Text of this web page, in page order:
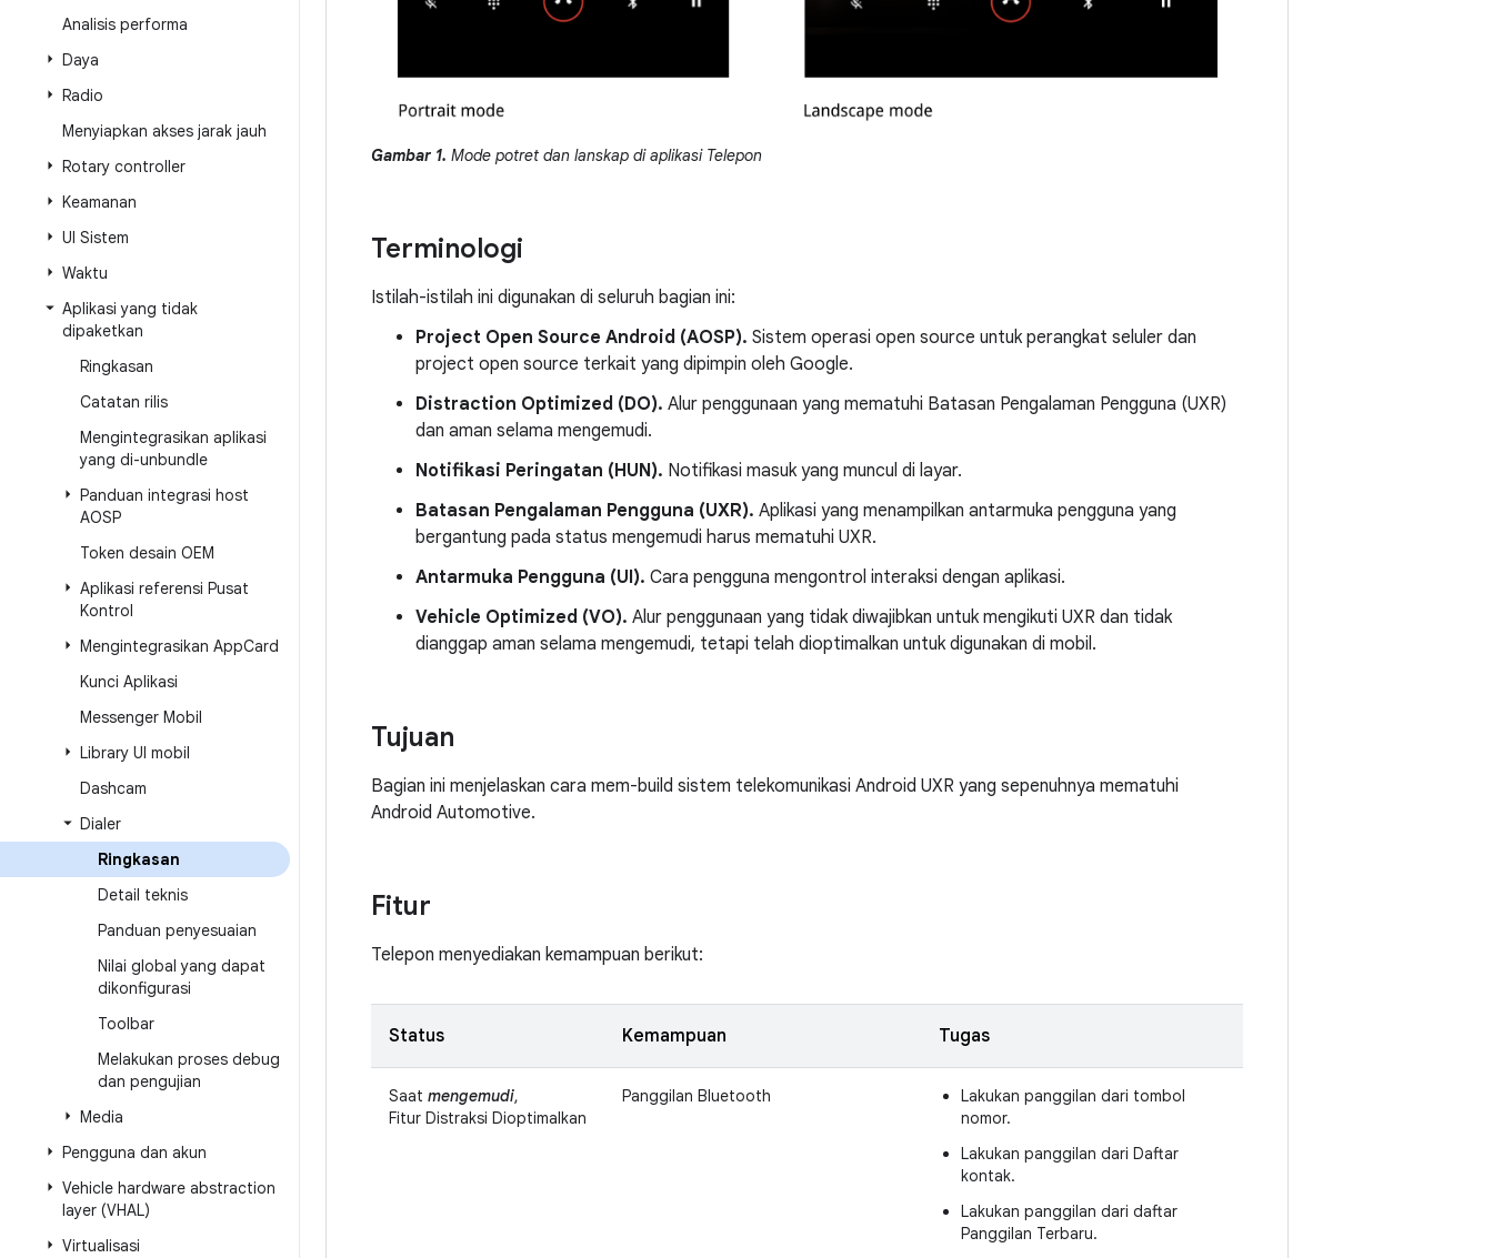
Analisis performa
Daya
Radio
Menyiapkan akses jarak jauh
Rotary controller
Keamanan
UI Sistem
Waktu
Aplikasi yang tidak
dipaketkan
Ringkasan
Catatan rilis
Mengintegrasikan aplikasi
yang di-unbundle
Panduan integrasi host
AOSP
Token desain OEM
Aplikasi referensi Pusat
Kontrol
Mengintegrasikan AppCard
Kunci Aplikasi
Messenger Mobil
Library UI mobil
Dashcam
Dialer
Ringkasan
Detail teknis
Panduan penyesuaian
Nilai global yang dapat
dikonfigurasi
Toolbar
Melakukan proses debug
dan pengujian
Media
Pengguna dan akun
Vehicle hardware abstraction
layer (VHAL)
Virtualisasi
Gambar 1. Mode potret dan lanskap di aplikasi Telepon
Terminologi
Istilah-istilah ini digunakan di seluruh bagian ini:
Project Open Source Android (AOSP). Sistem operasi open source untuk perangkat seluler dan
project open source terkait yang dipimpin oleh Google.
Distraction Optimized (DO). Alur penggunaan yang mematuhi Batasan Pengalaman Pengguna (UXR)
dan aman selama mengemudi.
Notifikasi Peringatan (HUN). Notifikasi masuk yang muncul di layar.
Batasan Pengalaman Pengguna (UXR). Aplikasi yang menampilkan antarmuka pengguna yang
bergantung pada status mengemudi harus mematuhi UXR.
Antarmuka Pengguna (UI). Cara pengguna mengontrol interaksi dengan aplikasi.
Vehicle Optimized (VO). Alur penggunaan yang tidak diwajibkan untuk mengikuti UXR dan tidak
dianggap aman selama mengemudi, tetapi telah dioptimalkan untuk digunakan di mobil.
Tujuan
Bagian ini menjelaskan cara mem-build sistem telekomunikasi Android UXR yang sepenuhnya mematuhi
Android Automotive.
Fitur
Telepon menyediakan kemampuan berikut:
Status Kemampuan Tugas
Saat mengemudi,
Fitur Distraksi Dioptimalkan
Panggilan Bluetooth
Lakukan panggilan dari tombol
nomor.
Lakukan panggilan dari Daftar
kontak.
Lakukan panggilan dari daftar
Panggilan Terbaru.